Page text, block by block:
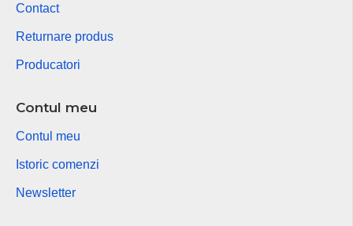
Contact
Returnare produs
Producatori
Contul meu
Contul meu
Istoric comenzi
Newsletter